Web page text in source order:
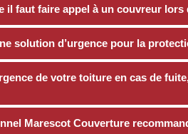
il faut faire appel à un couvreur
solution d’urgence pour la
de votre toiture en cas de
Marescot Couverture